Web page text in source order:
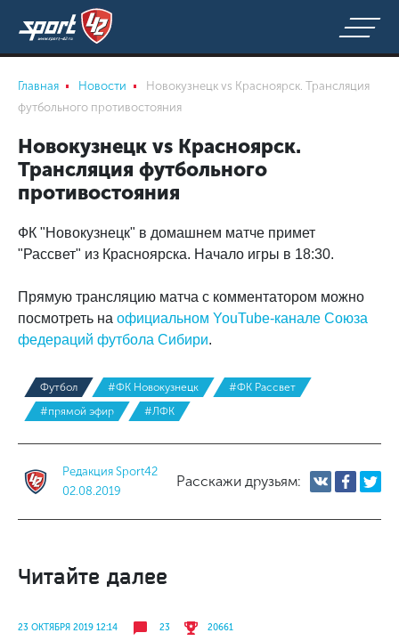
Главная Новости
Новокузнецк vs Красноярск. Трансляция
футбольного противостояния
Новокузнецк vs Красноярск.
Трансляция футбольного
противостояния
ФК "Новокузнецк" в домашнем матче примет
"Рассвет" из Красноярска. Начало игры в 18:30.
Прямую трансляцию матча с комментатором можно
посмотреть на официальном YouTube-канале Союза
федераций футбола Сибири.
Футбол #ФК Новокузнецк
#ФК Рассвет
#прямой эфир
#ЛФК
Редакция Sport42
02.08.2019
Расскажи друзьям:
Читайте далее
23 ОКТЯБРЯ 2019 12:14 23 20661